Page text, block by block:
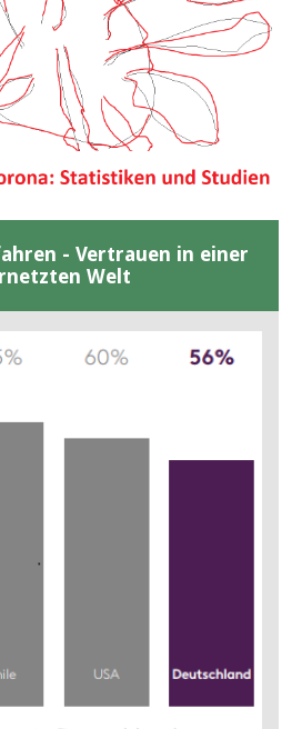
- Vertrauen in einer
Welt